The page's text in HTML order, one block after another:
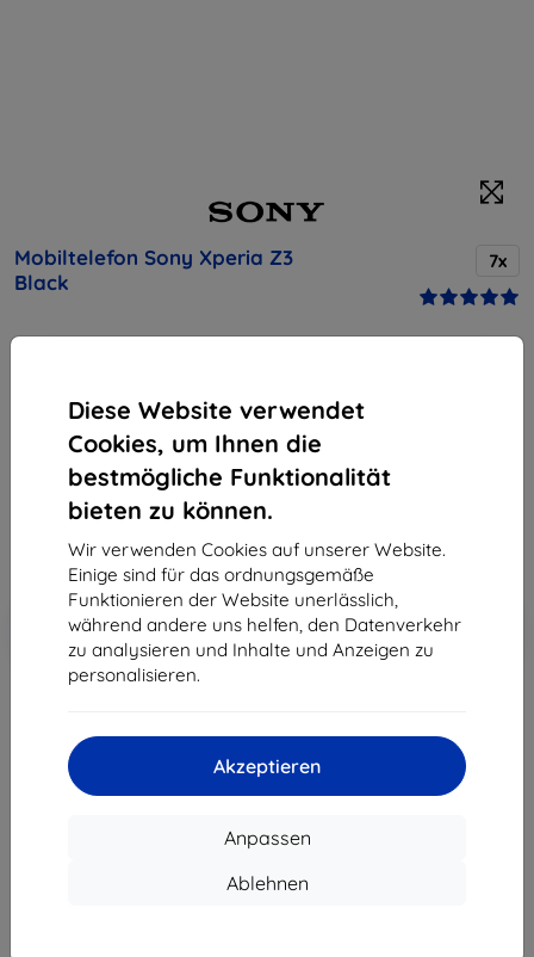
Diese Website verwendet
Cookies, um Ihnen die
bestmögliche Funktionalität
bieten zu können.
Wir verwenden Cookies auf unserer Website.
Einige sind für das ordnungsgemäße
Funktionieren der Website unerlässlich,
während andere uns helfen, den Datenverkehr
zu analysieren und Inhalte und Anzeigen zu
personalisieren.
Akzeptieren
Anpassen
Ablehnen
Mobiltelefon Sony Xperia Z3
Black
7x
Produktbeschreibung
Endpreis
221,90 €
199,71 €
-10%
Rabatt mit Gutschein
EXTRA10
In den
Warenkorb
ausverkauft
Weitere Varianten dieses Produkts